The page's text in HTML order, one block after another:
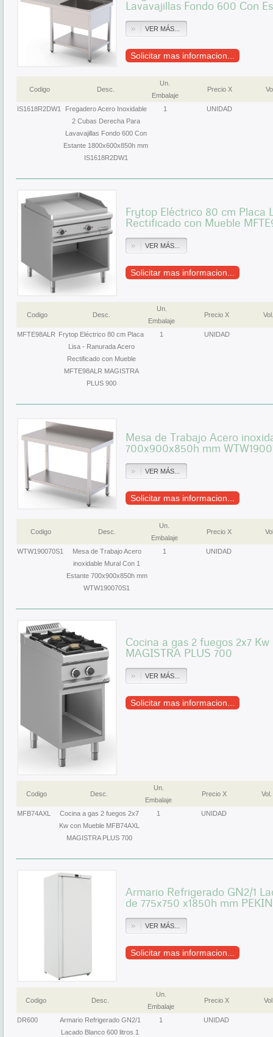
Lavavajillas Fondo 600 Con
VER MÁS...
Solicitar mas informacion...
Codigo Desc.
Un.
Embalaje
Precio X
IS1618R2DW1
Fregadero Acero Inoxidable
2 Cubas Derecha Para
Lavavajillas Fondo 600 Con
Estante 1800x600x850h mm
IS1618R2DW1
1 UNIDAD
Frytop Eléctrico 80 cm Placa
Rectificado con Mueble
VER MÁS...
Solicitar mas informacion...
Codigo Desc.
Un.
Embalaje
Precio X Vol.
MFTE98ALR Frytop Eléctrico 80 cm Placa
Lisa - Ranurada Acero
Rectificado con Mueble
MFTE98ALR MAGISTRA
PLUS 900
1 UNIDAD
Mesa de Trabajo Acero
700x900x850h mm
VER MÁS...
Solicitar mas informacion...
Codigo Desc.
Un.
Embalaje
Precio X
WTW190070S1
Mesa de Trabajo Acero
inoxidable Mural Con 1
Estante 700x900x850h mm
WTW190070S1
1 UNIDAD
Cocina a gas 2 fuegos 2x7
MAGISTRA PLUS 700
VER MÁS...
Solicitar mas informacion...
Codigo Desc.
Un.
Embalaje
Precio X Vol.
MFB74AXL
Cocina a gas 2 fuegos 2x7
Kw con Mueble MFB74AXL
MAGISTRA PLUS 700
1 UNIDAD
Armario Refrigerado GN2/1
de 775x750 x1850h mm
VER MÁS...
Solicitar mas informacion...
Codigo Desc.
Un.
Embalaje
Precio X
DR600
Armario Refrigerado GN2/1
Lacado Blanco 600 litros 1
1 UNIDAD